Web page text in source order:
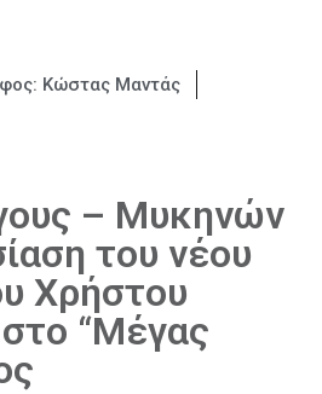
Κώστας Μαντάς
– Μυκηνών
του νέου
Χρήστου
“Μέγας